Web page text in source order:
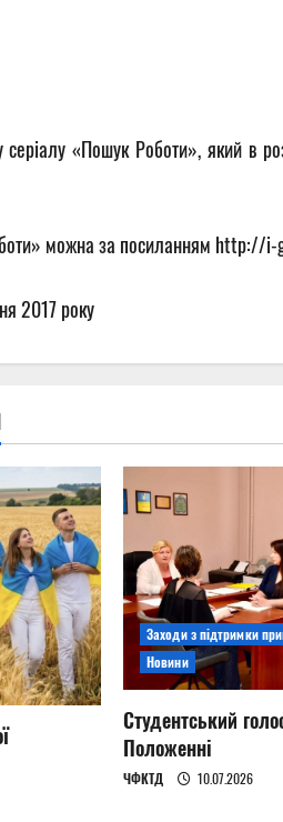
«Пошук Роботи», який в
можна за посиланням http://
2017 року
Заходи з підтримки
Новини
Студентський
Положенні
ЧФКТД 10.07.2026